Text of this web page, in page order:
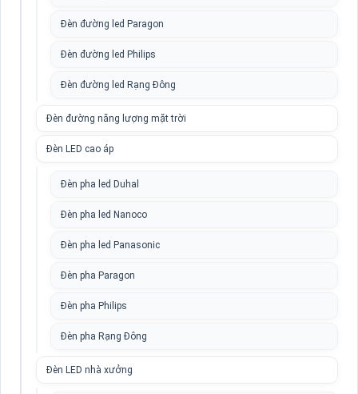
Đèn đường led Paragon
Đèn đường led Philips
Đèn đường led Rạng Đông
Đèn đường năng lượng mặt trời
Đèn LED cao áp
Đèn pha led Duhal
Đèn pha led Nanoco
Đèn pha led Panasonic
Đèn pha Paragon
Đèn pha Philips
Đèn pha Rạng Đông
Đèn LED nhà xưởng